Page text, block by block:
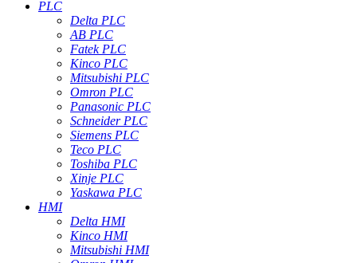
PLC
Delta PLC
AB PLC
Fatek PLC
Kinco PLC
Mitsubishi PLC
Omron PLC
Panasonic PLC
Schneider PLC
Siemens PLC
Teco PLC
Toshiba PLC
Xinje PLC
Yaskawa PLC
HMI
Delta HMI
Kinco HMI
Mitsubishi HMI